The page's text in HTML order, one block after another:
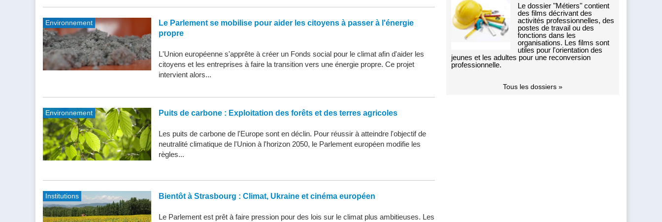
Environnement
Le Parlement se mobilise pour aider les citoyens à passer à l'énergie
propre
L'Union européenne s'apprête à créer un Fonds social pour le climat afin d'aider les
citoyens et les entreprises à faire la transition vers une énergie propre. Ce projet
intervient alors...
Environnement Puits de carbone : Exploitation des forêts et des terres agricoles
Les puits de carbone de l'Europe sont en déclin. Pour réussir à atteindre l'objectif de
neutralité climatique de l'Union à l'horizon 2050, le Parlement européen modifie les
règles...
Institutions Bientôt à Strasbourg : Climat, Ukraine et cinéma européen
Le Parlement est prêt à faire pression pour des lois sur le climat plus ambitieuses. Les
Le dossier "Métiers" contient
des films décrivant des
activités professionnelles, des
postes de travail ou des
fonctions dans les
organisations. Les films sont
utiles pour l'orientation des
jeunes et les adultes pour une reconversion
professionnelle.
Tous les dossiers »